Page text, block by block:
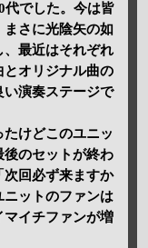
代でした。今は皆
さに光陰矢の如
、最近はそれぞれ
オリジナル曲の
演奏ステージで
けどこのユニッ
後のセットが終わ
回必ず来ますか
ニットのファンは
イチファンが増